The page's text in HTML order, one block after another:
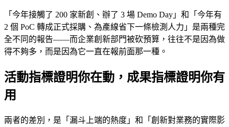
「今年接觸了 200 家新創、辦了 3 場 Demo Day」和「今年有
2 個 PoC 轉成正式採購、為產線省下一條檢測人力」是兩種完
全不同的報告——而企業創新部門被砍預算，往往不是因為做
得不夠多，而是因為它一直在報前面那一種。
活動指標證明你在動，成果指標證明你有
用
兩者的差別，是「漏斗上端的熱度」和「創新對業務的實際影